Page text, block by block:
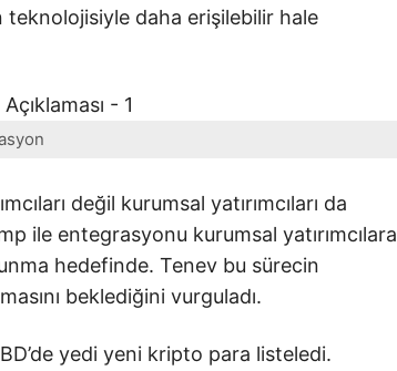
teknolojisiyle daha erişilebilir hale
değil kurumsal yatırımcıları da
ile entegrasyonu kurumsal yatırımcılara
hedefinde. Tenev bu sürecin
beklediğini vurguladı.
yedi yeni kripto para listeledi.